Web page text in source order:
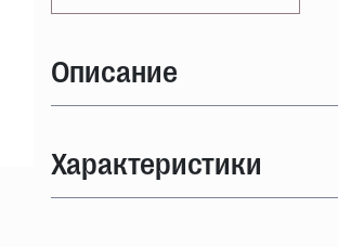
Описание
Характеристики